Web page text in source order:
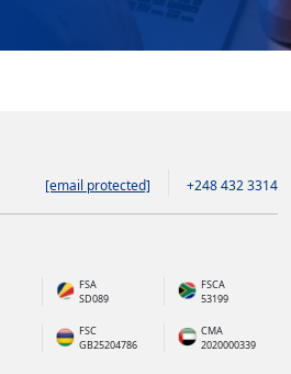
[email protected] +248 432 3314
FSA
SD089
FSCA
53199
FSC
GB25204786
CMA
2020000339